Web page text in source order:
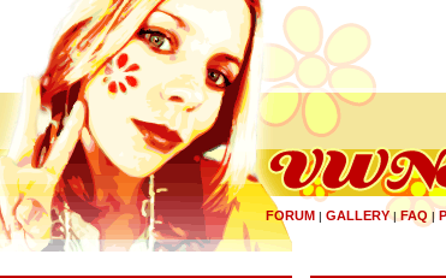
FORUM | GALLERY|FAQ |